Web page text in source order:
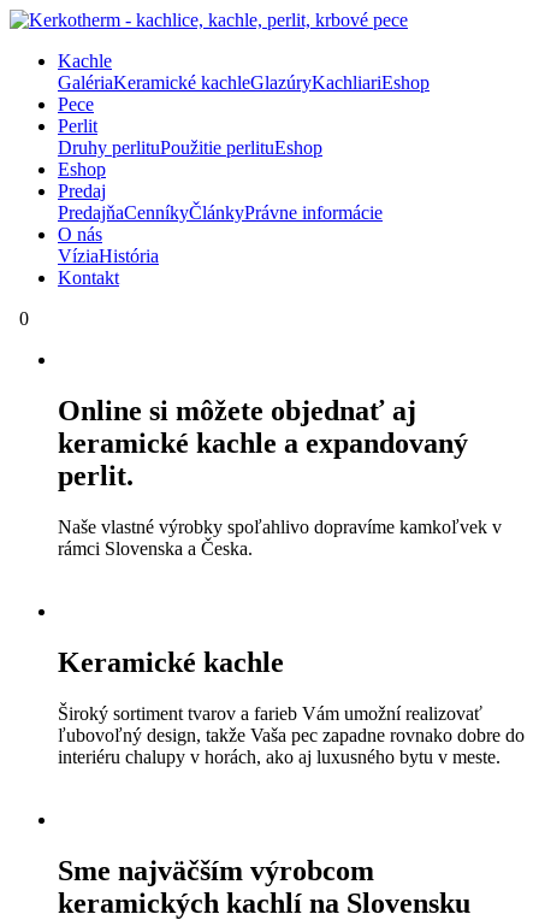
Kachle
GalériaKeramické kachleGlazúryKachliariEshop
Pece
Perlit
Druhy perlituPoužitie perlituEshop
Eshop
Predaj
PredajňaCenníkyČlánkyPrávne informácie
O nás
VíziaHistória
Kontakt
0
Online si môžete objednať aj
keramické kachle a expandovaný
perlit.
Naše vlastné výrobky spoľahlivo dopravíme kamkoľvek v
rámci Slovenska a Česka.
Keramické kachle
Široký sortiment tvarov a farieb Vám umožní realizovať
ľubovoľný design, takže Vaša pec zapadne rovnako dobre do
interiéru chalupy v horách, ako aj luxusného bytu v meste.
Sme najväčším výrobcom
keramických kachlí na Slovensku